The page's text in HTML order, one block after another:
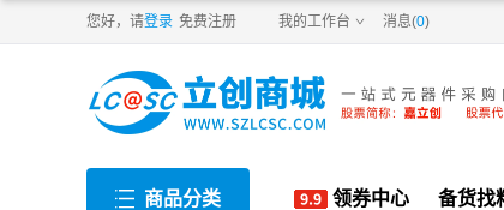
您好，请登录 免费注册 我的工作台 消息(0)
商品分类 领券中心 备货找